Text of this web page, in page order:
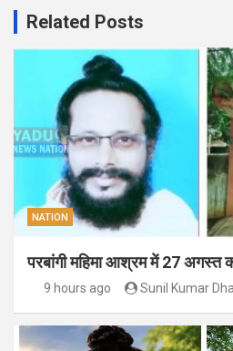
Related Posts
NATION
परबांगी महिमा आश्रम में 27 अगस्त
9 hours ago Sunil Kumar